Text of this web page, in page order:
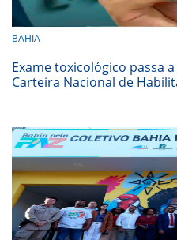
BAHIA
Exame toxicológico passa
Carteira Nacional de